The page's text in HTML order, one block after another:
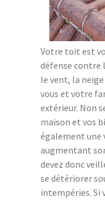
Votre toit est
défense contre
le vent, la
vous et votre
extérieur. Non
maison et vos
également une
augmentant
devez donc
se détériorer
intempéries. Si